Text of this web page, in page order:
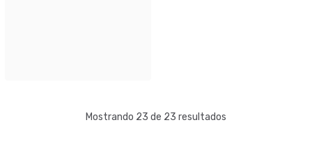
Mostrando 23 de 23 resultados